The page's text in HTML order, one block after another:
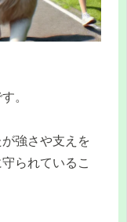
。
強さや支えを
られているこ